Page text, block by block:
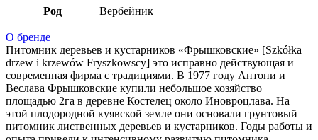
Род Вербейник
О бренде
Питомник деревьев и кустарников «Фрышковские» [Szkółka
drzew i krzewów Fryszkowscy] это исправно действующая и
современная фирма с традициями. В 1977 году Антони и
Веслава Фрышковские купили небольшое хозяйство
площадью 2га в деревне Костелец около Иновроцлава. На
этой плодородной куявской земле они основали грунтовый
питомник лиственных деревьев и кустарников. Годы работы и